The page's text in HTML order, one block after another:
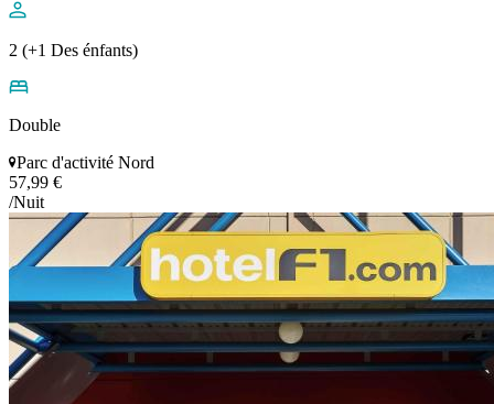
2 (+1 Des énfants)
Double
Parc d'activité Nord
57,99 €
/Nuit